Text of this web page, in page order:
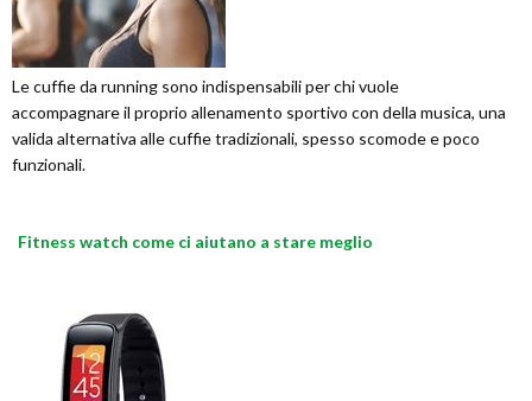
Le cuffie da running sono indispensabili per chi vuole
accompagnare il proprio allenamento sportivo con della musica, una
valida alternativa alle cuffie tradizionali, spesso scomode e poco
funzionali.
Fitness watch come ci aiutano a stare meglio